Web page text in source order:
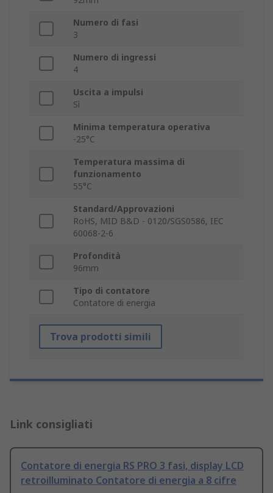
Numero di fasi
3
Numero di ingressi
4
Uscita a impulsi
Sì
Minima temperatura operativa
-25°C
Temperatura massima di
funzionamento
55°C
Standard/Approvazioni
RoHS, MID B&D - 0120/SGS0586, IEC
60068-2-6
Profondità
96mm
Tipo di contatore
Contatore di energia
Trova prodotti simili
Link consigliati
Contatore di energia RS PRO 3 fasi, display LCD
retroilluminato Contatore di energia a 8 cifre